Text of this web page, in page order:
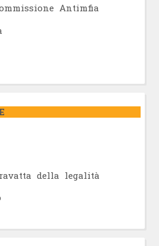
Antimfia
della legalità